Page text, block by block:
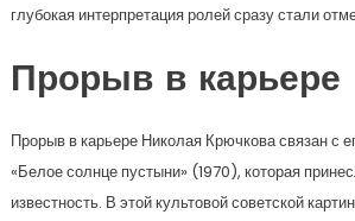
глубокая интерпретация ролей сразу стали
Прорыв в карьере
Прорыв в карьере Николая Крючкова связан с
«Белое солнце пустыни» (1970), которая
известность. В этой культовой советской